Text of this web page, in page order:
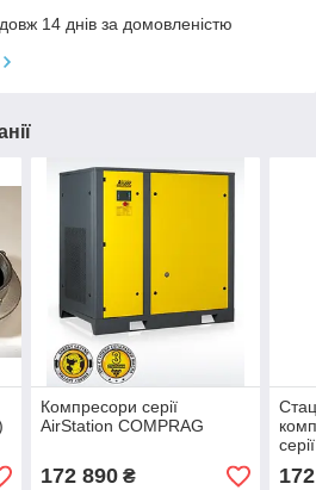
14 днів за домовленістю
Компресори серії
AirStation COMPRAG
172 890₴